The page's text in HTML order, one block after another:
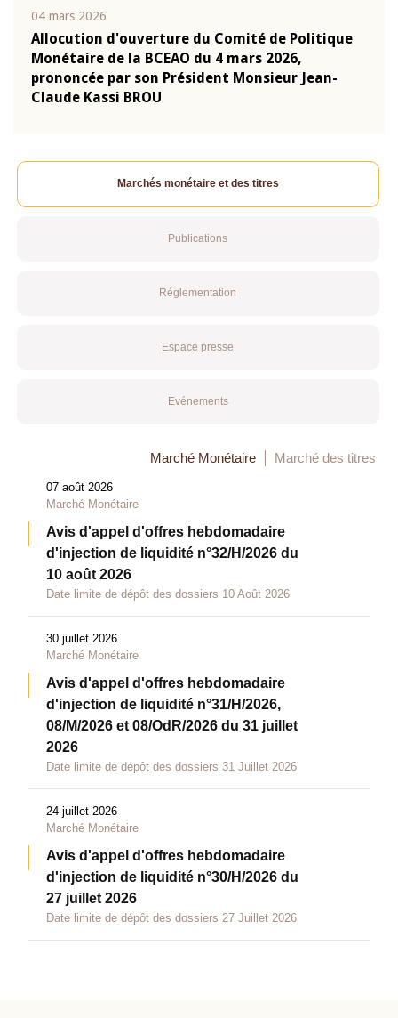
04 mars 2026
Allocution d'ouverture du Comité de Politique
Monétaire de la BCEAO du 4 mars 2026,
prononcée par son Président Monsieur Jean-
Claude Kassi BROU
Marchés monétaire et des titres
Publications
Réglementation
Espace presse
Evénements
Marché Monétaire Marché des titres
07 août 2026
Marché Monétaire
Avis d'appel d'offres hebdomadaire
d'injection de liquidité n°32/H/2026 du
10 août 2026
Date limite de dépôt des dossiers 10 Août 2026
30 juillet 2026
Marché Monétaire
Avis d'appel d'offres hebdomadaire
d'injection de liquidité n°31/H/2026,
08/M/2026 et 08/OdR/2026 du 31 juillet
2026
Date limite de dépôt des dossiers 31 Juillet 2026
24 juillet 2026
Marché Monétaire
Avis d'appel d'offres hebdomadaire
d'injection de liquidité n°30/H/2026 du
27 juillet 2026
Date limite de dépôt des dossiers 27 Juillet 2026